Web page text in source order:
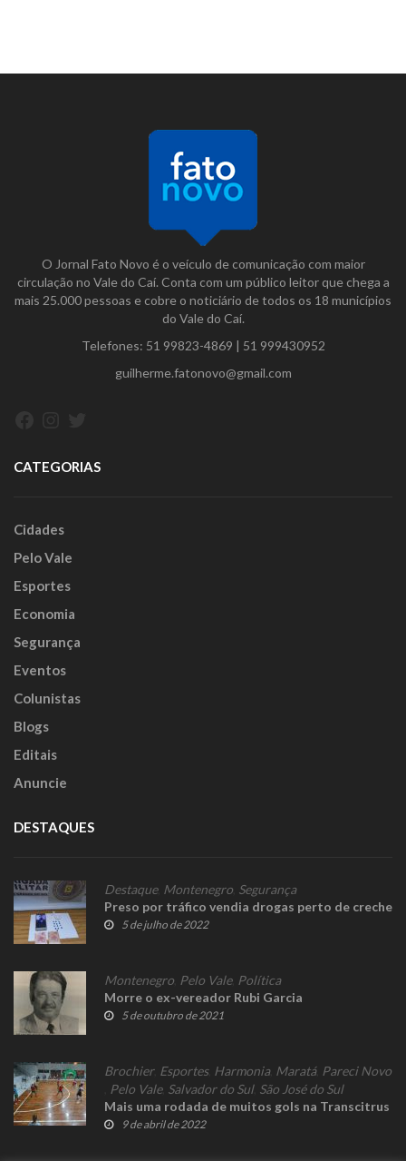
O Jornal Fato Novo é o veículo de comunicação com maior
circulação no Vale do Caí. Conta com um público leitor que chega a
mais 25.000 pessoas e cobre o noticiário de todos os 18 municípios
do Vale do Caí.
Telefones: 51 99823-4869 | 51 999430952
guilherme.fatonovo@gmail.com
CATEGORIAS
Cidades
Pelo Vale
Esportes
Economia
Segurança
Eventos
Colunistas
Blogs
Editais
Anuncie
DESTAQUES
Destaque, Montenegro Segurança
Preso por tráfico vendia drogas perto de creche
5 de julho de 2022
Montenegro Pelo Vale, Política
Morre o ex-vereador Rubi Garcia
5 de outubro de 2021
Brochier, Esportes, Harmonia, Maratá, Pareci Novo
Pelo Vale, Salvador do Sul, São José do Sul
Mais uma rodada de muitos gols na Transcitrus
9 de abril de 2022